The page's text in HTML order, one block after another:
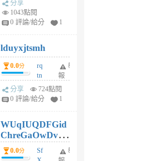
jl
月
前
分享
1043點閱
0 評論/給分
1
lduyxjtsmh
0.0分
rq
tn
jt
gl
個
月
前
舉
報
分享
724點閱
0 評論/給分
1
WUqIUQDFGid
ChreGaOwDv
dY0.0分
Sf
舉